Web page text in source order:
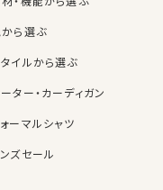
感は皆無。
線を画し、通年
ク感を感じます
にならないレ
ら選ぶ
イルから選ぶ
ター・カーディガン
ーマルシャツ
ズセール